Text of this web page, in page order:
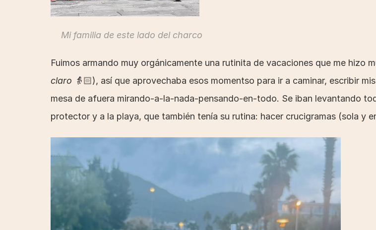
Mi familia de este lado del charco
Fuimos armando muy orgánicamente una rutinita de vacaciones que me hizo
claro 👵🏻), así que aprovechaba esos momentso para ir a caminar, escribir
mesa de afuera mirando-a-la-nada-pensando-en-todo. Se iban levantando
protector y a la playa, que también tenía su rutina: hacer crucigramas (sola y